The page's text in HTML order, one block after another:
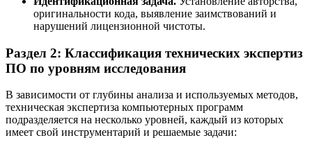
оригинальности кода, выявление заимствований и
нарушений лицензионной чистоты.
Раздел 2: Классификация технических экспертиз
ПО по уровням исследования
В зависимости от глубины анализа и используемых методов,
техническая экспертиза компьютерных программ
подразделяется на несколько уровней, каждый из которых
имеет свой инструментарий и решаемые задачи: